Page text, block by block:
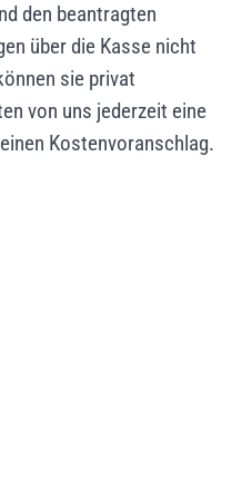
den beantragten
über die Kasse nicht
sie privat
von uns jederzeit eine
Kostenvoranschlag.